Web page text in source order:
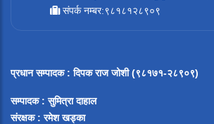
संपर्क नम्बर:९८१८१२८९०९
प्रधान सम्पादक: दिपक राज जोशी (९८१७१-२८९०९)
सम्पादक : सुमित्रा दाहाल
संरक्षक : रमेश खड्का